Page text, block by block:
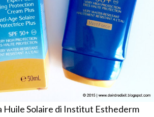
Huile Solaire di Institut Esthederm